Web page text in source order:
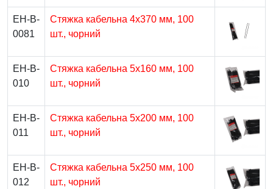
EH-B-
0081
Стяжка кабельна 4х370 мм, 100
шт., чорний
EH-B-
010
Стяжка кабельна 5х160 мм, 100
шт., чорний
EH-B-
011
Стяжка кабельна 5х200 мм, 100
шт., чорний
EH-B-
012
Стяжка кабельна 5х250 мм, 100
шт., чорний